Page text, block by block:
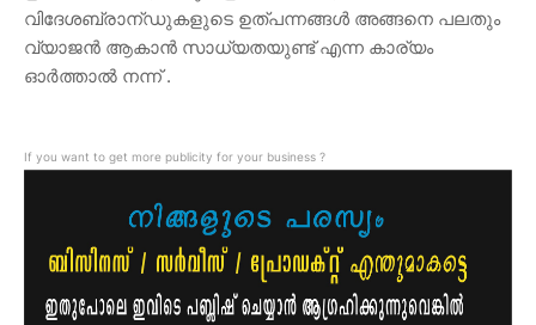
വിദേശബ്രാന്ഡുകളുടെ ഉത്പന്നങ്ങൾ അങ്ങനെ പലതും
വ്യാജൻ ആകാൻ സാധ്യതയുണ്ട് എന്ന കാര്യം
ഓർത്താൽ നന്ന് .
If you want to get more publicity for your business ?